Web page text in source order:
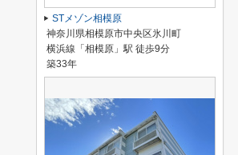
STメゾン相模原
神奈川県相模原市中央区氷川町
横浜線「相模原」駅 徒歩9分
築33年